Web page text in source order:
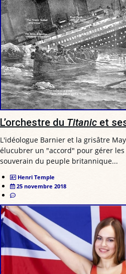
L’orchestre du Titanic et
L'idéologue Barnier et la grisâtre
élucubrer un "accord" pour gérer
souverain du peuple britannique...
Henri Temple
25 novembre 2018